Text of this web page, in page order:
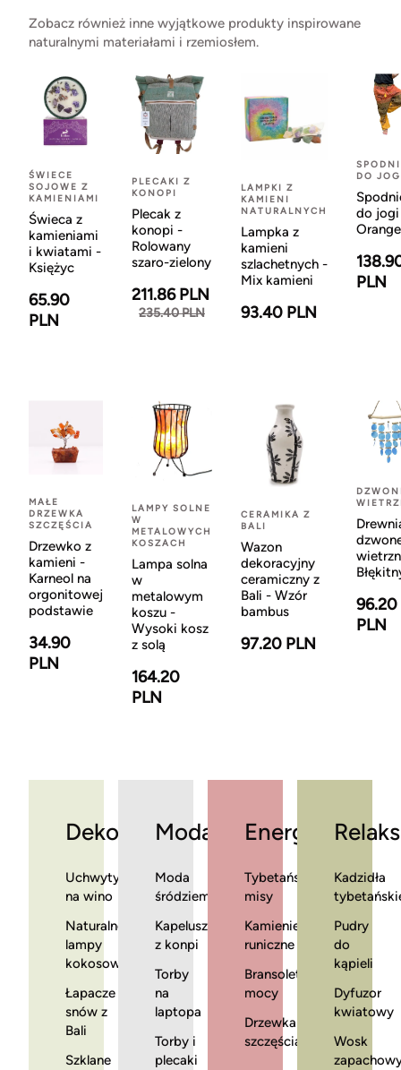
Zobacz również inne wyjątkowe produkty inspirowane
naturalnymi materiałami i rzemiosłem.
ŚWIECE
SOJOWE Z
KAMIENIAMI
Świeca z
kamieniami
i kwiatami -
Księżyc
65.90
PLN
PLECAKI Z
KONOPI
Plecak z
konopi -
Rolowany
szaro-zielony
211.86 PLN
235.40 PLN
LAMPKI Z
KAMIENI
NATURALNYCH
Lampka z
kamieni
szlachetnych -
Mix kamieni
93.40 PLN
DO
do
Orange
PLN
MAŁE
DRZEWKA
SZCZĘŚCIA
Drzewko z
kamieni -
Karneol na
orgonitowej
podstawie
34.90
PLN
LAMPY SOLNE
W
METALOWYCH
KOSZACH
Lampa solna
w
metalowym
koszu -
Wysoki kosz
z solą
164.20
PLN
CERAMIKA Z
BALI
Wazon
dekoracyjny
ceramiczny z
Bali - Wzór
bambus
97.20 PLN
96.20
PLN
Dekoracje
Uchwyty
na wino
Naturalne
lampy
kokosowe
Łapacze
snów z
Bali
Szklane
Moda
Moda
śródziemnomorska
Kapelusze
z konpi
Torby
na
laptopa
Torby i
plecaki
Energia
Tybetańskie
misy
Kamienie
runiczne
Bransoletki
mocy
Drzewka
szczęścia
Relaks
Kadzidła
Pudry
do
kąpieli
Dyfuzor
kwiatowy
Wosk